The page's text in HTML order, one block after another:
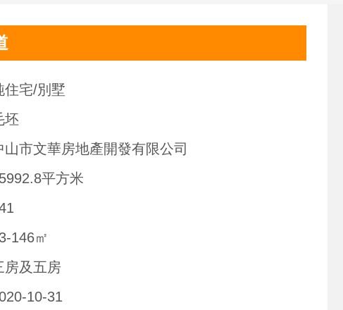
住宅/別墅
坯
山市文華房地產開發有限公司
平方米
146㎡
房及五房
10-31